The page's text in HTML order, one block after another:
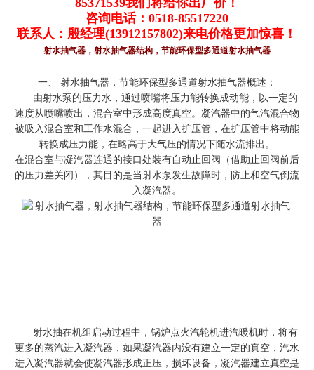
85371539我们将给你出厂价！
咨询电话：0518-85517220
联系人：殷经理(13912157802)来电价格更加惊喜！
射水抽气器，射水抽气器结构， 节能环保型多通道射水抽气器
一、 射水抽气器，节能环保型多通道射水抽气器概述：
由射水泵的压力水，通过喷嘴将压力能转换成动能，以一定的
速度从喷嘴喷出，混合室中形成高度真空。凝汽器中的气汽混合物
被吸入混合室和工作水混合，一起进入扩压管，在扩压管中将动能
转换成压力能，在略高于大气压的情况下随水流排出。
在混合室与凝汽器连通的接口处装有自动止回阀（借助止回阀前后
的压力差关闭），其目的是当射水泵发生故障时，防止和空气倒流
入凝汽器。
射水抽在机组启动过程中，锅炉点火汽轮机进汽暖机时，将有
更多的蒸汽进入凝汽器，如果凝汽器内没有建立一定的真空，汽水
进入凝汽器就会使凝汽器形成正压，损坏设备，凝汽器建立真空是